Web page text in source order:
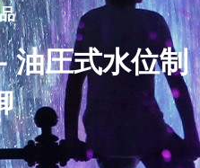
油圧式水位制